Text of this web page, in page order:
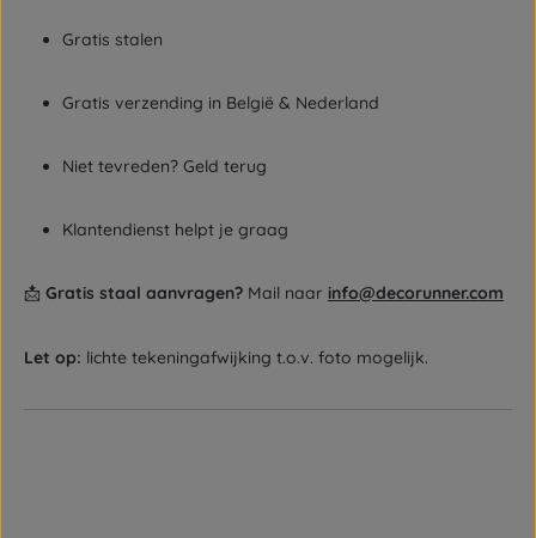
Gratis stalen
Gratis verzending in België & Nederland
Niet tevreden? Geld terug
Klantendienst helpt je graag
📩 Gratis staal aanvragen? Mail naar info@decorunner.com
Let op: lichte tekeningafwijking t.o.v. foto mogelijk.